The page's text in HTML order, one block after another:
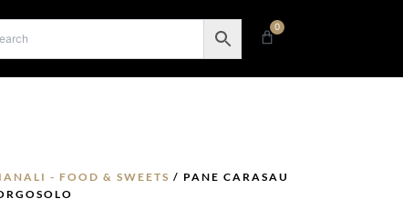
0
Carrello
- FOOD & SWEETS / PANE CARASAU